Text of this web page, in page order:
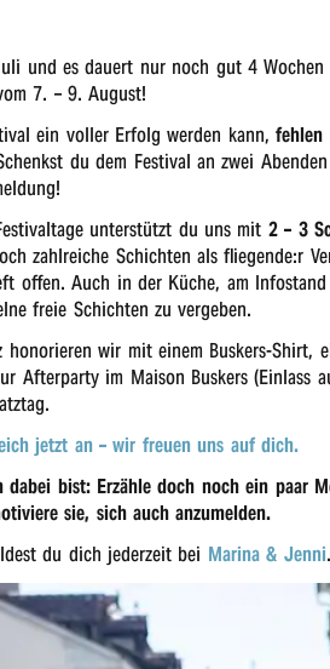
und es dauert nur noch gut 4
7. – 9. August!
ein voller Erfolg werden kann,
du dem Festi­val an zwei
unter­stützt du uns mit 2 – 3
zahl­rei­che Schich­ten als fliegende:r
offen. Auch in der Küche, am
freie Schich­ten zu vergeben.
hono­rie­ren wir mit einem Buskers-Shirt,
After­par­ty im Maison Buskers (Einlass
jetzt an – wir freu­en uns auf dich.
dabei bist: Erzäh­le doch noch ein paar
sie, sich auch anzumelden.
du dich jeder­zeit bei Mari­na & Jenni.